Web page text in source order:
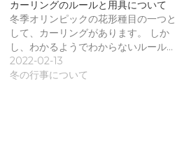
カーリングのルールと用具について
冬季オリンピックの花形種目の一つと
して、カーリングがあります。 しか
し、わかるようでわからないルール…
2022-02-13
冬の行事について